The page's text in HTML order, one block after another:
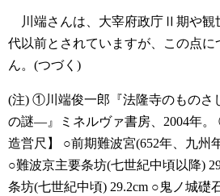
川端さんは、大宰府政庁Ⅱ期や観
代以前とされていますが、この点
ん。(つづく)
(注) ①川端俊一郎『法隆寺のものさ
の謎―』ミネルヴァ書房、2004年。
造営尺】
○前期難波宮(652年、九州
○難波京主要条坊(七世紀中頃以降)
条坊(七世紀中頃) 29.2cm ○鬼ノ城礎